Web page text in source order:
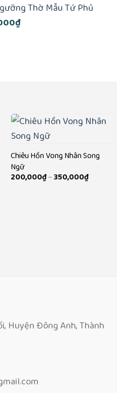
tạiThờ Mẫu Tứ Phủ
₫Giá
Chiêu Hồn Vong Nhân Song
Ngữ
200,000₫–350,000₫Khoảng
giá:
Huyện Đông Anh, Thành